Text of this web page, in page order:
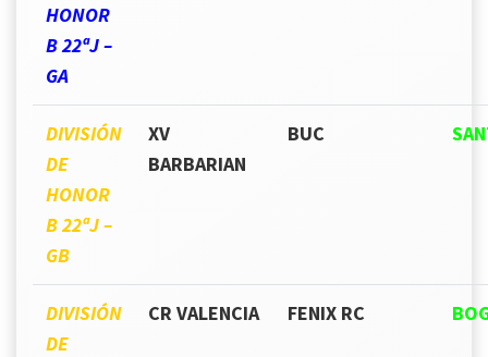
HONOR
B 22ªJ –
GA
DIVISIÓN
DE
HONOR
B 22ªJ –
GB
XV
BARBARIAN
BUC
DIVISIÓN
DE
CR VALENCIA FENIX RC